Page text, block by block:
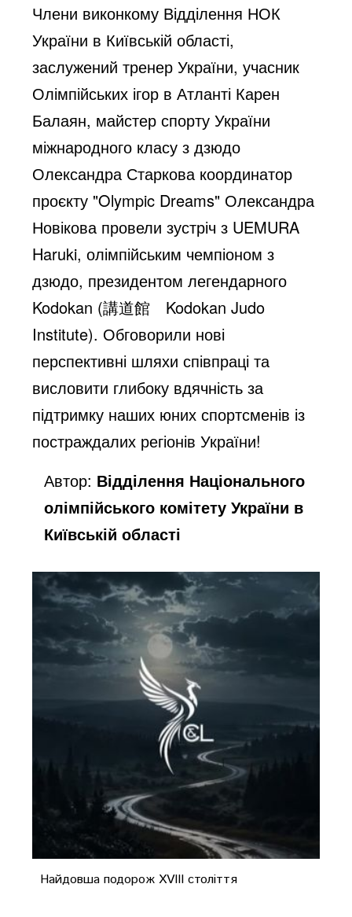
Члени виконкому Відділення НОК
України в Київській області,
заслужений тренер України, учасник
Олімпійських ігор в Атланті Карен
Балаян, майстер спорту України
міжнародного класу з дзюдо
Олександра Старкова координатор
проєкту "Olympic Dreams" Олександра
Новікова провели зустріч з UEMURA
Haruki, олімпійським чемпіоном з
дзюдо, президентом легендарного
Kodokan (講道館 Kodokan Judo
Institute). Обговорили нові
перспективні шляхи співпраці та
висловити глибоку вдячність за
підтримку наших юних спортсменів із
постраждалих регіонів України!
Автор: Відділення Національного
олімпійського комітету України в
Київській області
Найдовша подорож XVIII століття